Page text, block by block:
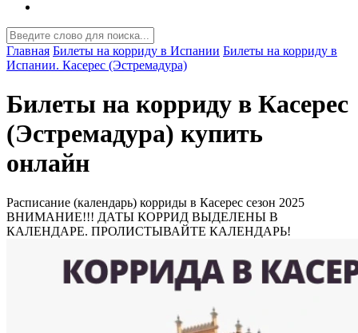
Главная Билеты на корриду в Испании Билеты на корриду в
Испании. Касерес (Эстремадура)
Билеты на корриду в Касерес
(Эстремадура) купить
онлайн
Расписание (календарь) корриды в Касерес сезон 2025
ВНИМАНИЕ!!! ДАТЫ КОРРИД ВЫДЕЛЕНЫ В
КАЛЕНДАРЕ. ПРОЛИСТЫВАЙТЕ КАЛЕНДАРЬ!